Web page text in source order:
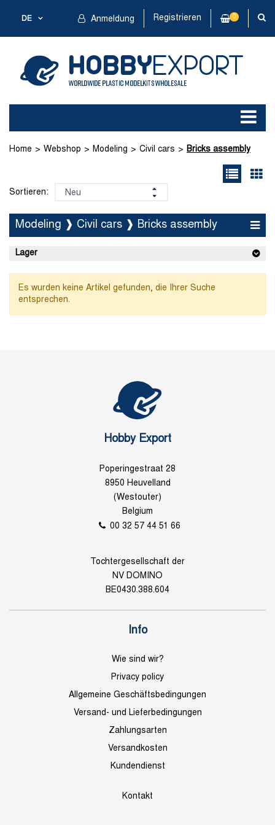
DE Anmeldung Registrieren 0
Home Webshop Modeling Civil cars Bricks assembly
Sortieren:
Modeling ❱ Civil cars ❱ Bricks assembly
Lager
Es wurden keine Artikel gefunden, die Ihrer Suche
entsprechen.
Hobby Export
Poperingestraat 28
8950 Heuvelland
(Westouter)
Belgium
00 32 57 44 51 66
Tochtergesellschaft der
NV DOMINO
BE0430.388.604
Info
Wie sind wir?
Privacy policy
Allgemeine Geschäftsbedingungen
Versand- und Lieferbedingungen
Zahlungsarten
Versandkosten
Kundendienst
Kontakt